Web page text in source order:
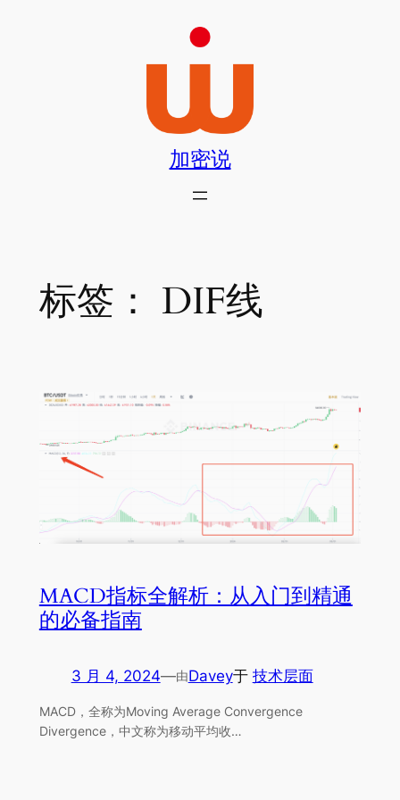
加密说
标签： DIF线
MACD指标全解析：从入门到精通
的必备指南
3 月 4, 2024—由Davey于 技术层面
MACD，全称为Moving Average Convergence
Divergence，中文称为移动平均收…